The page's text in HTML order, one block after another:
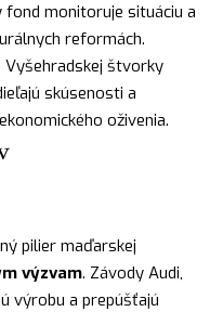
fond monitoruje situáciu a
reformách.
Vyšehradskej štvorky
skúsenosti a
oživenia.
pilier maďarskej
výzvam. Závody Audi,
výrobu a prepúšťajú